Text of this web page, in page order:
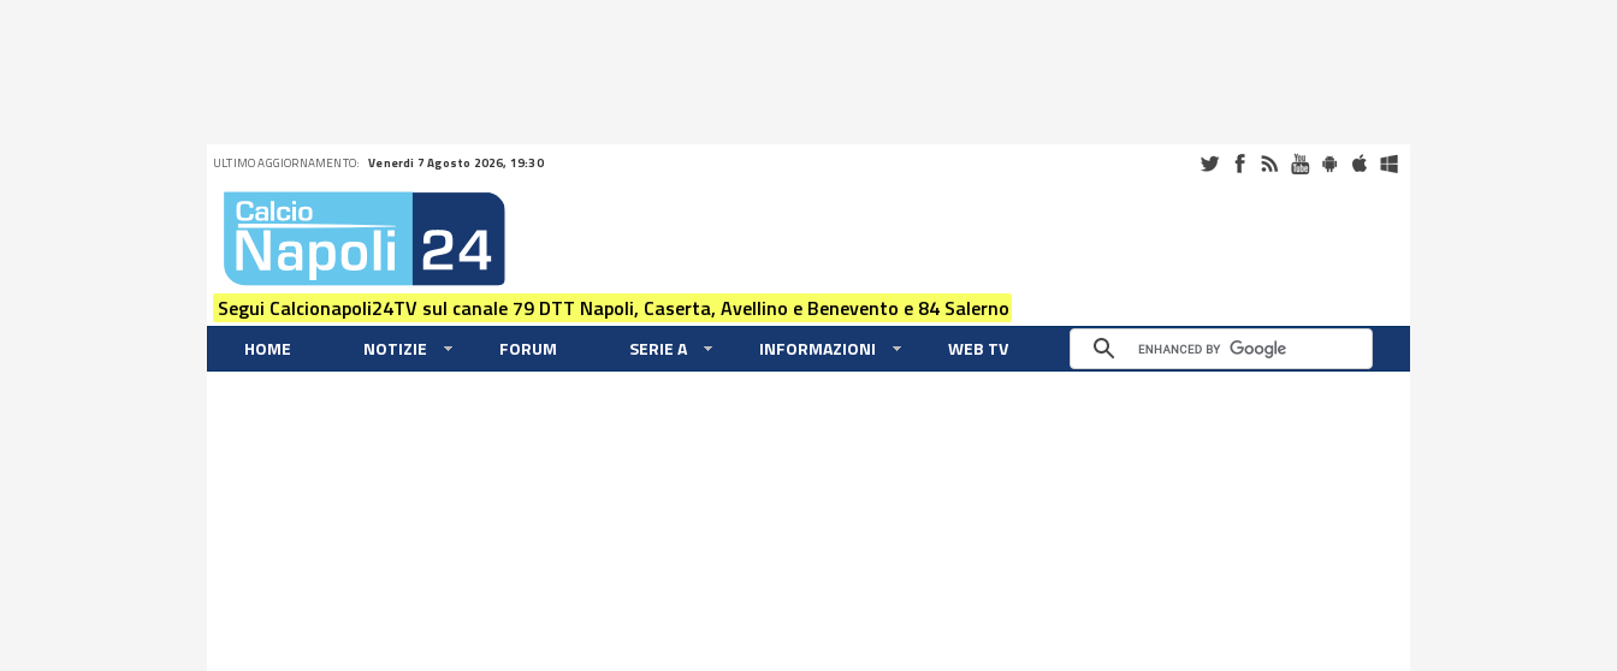
ULTIMO AGGIORNAMENTO: Venerdi 7 Agosto 2026, 19:30
Segui Calcionapoli24TV sul canale 79 DTT Napoli, Caserta, Avellino e Benevento e 84 Salerno
HOME NOTIZIE FORUM SERIE A INFORMAZIONI WEB TV